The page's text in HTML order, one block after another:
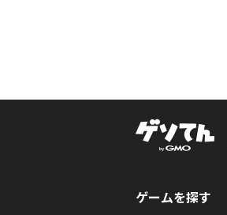
ゲームを探す